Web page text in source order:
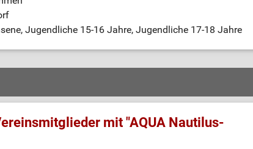
Jugendliche 15-16 Jahre, Jugendliche 17-18 Jahre
mit "AQUA Nautilus-